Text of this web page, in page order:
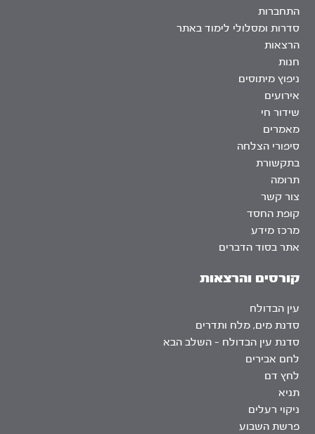
התחברות
סדרות ומסלולי לימוד באתר
הרצאות
חנות
ניפוץ מיתוסים
אירועים
שידור חי
מאמרים
סיפורי הצלחה
בתקשורת
תרומה
צור קשר
קופת החסד
מרכז מידע
אתר בסוד הדברים
קורסים והרצאות
עין הבדולח
סדנת מים, מלח ותדרים
סדנת עין הבדולח – השלב הבא
לחם אבירים
לחץ דם
תניא
ניקוי רעלים
פרשת השבוע